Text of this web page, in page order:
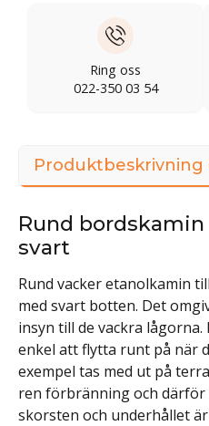
Ring oss
022-350 03 54
Produktbeskrivning
Rund
svart
Rund vacker etanolkamin
med svart botten. Det
insyn till de vackra
enkel att flytta runt på när
exempel tas med ut på
ren förbränning och
skorsten och underhållet